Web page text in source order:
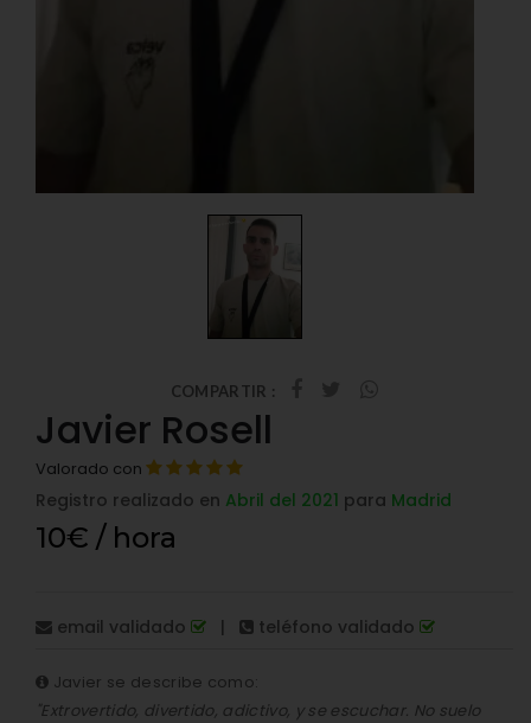
COMPARTIR :
Javier Rosell
Valorado con
Registro realizado en Abril del 2021 para Madrid
10€ / hora
email validado | teléfono validado
Javier se describe como:
"Extrovertido, divertido, adictivo, y se escuchar. No suelo